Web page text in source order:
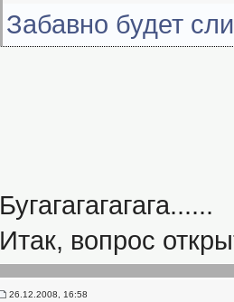
Забавно будет
Бугагагагагага......
Итак, вопрос
26.12.2008, 16:58